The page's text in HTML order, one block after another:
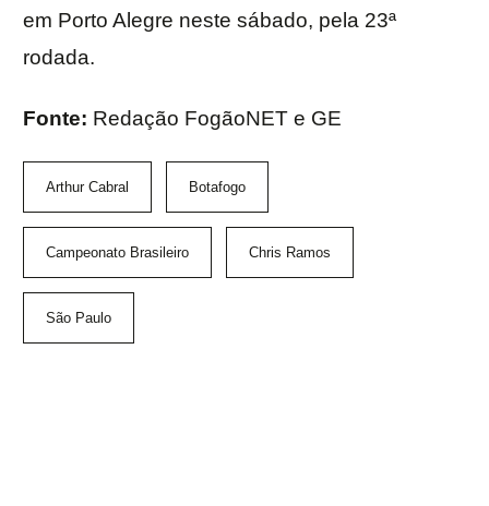
em Porto Alegre neste sábado, pela 23ª
rodada.
Fonte: Redação FogãoNET e GE
Arthur Cabral Botafogo
Campeonato Brasileiro Chris Ramos
São Paulo